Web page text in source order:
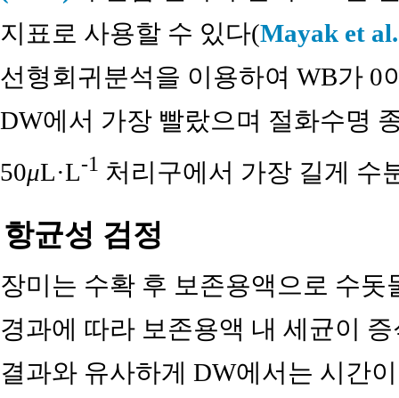
지표로 사용할 수 있다(Mayak et
선형회귀분석을 이용하여 WB가 0
DW에서 가장 빨랐으며 절화수명
50μL·L-1 처리구에서 가장 길게 수
항균성 검정
장미는 수확 후 보존용액으로 수
경과에 따라 보존용액 내 세균이
결과와 유사하게 DW에서는 시간